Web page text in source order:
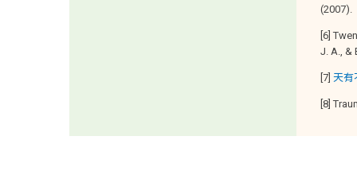
(2007).
[6]
J. A., &
[7] 天有
[8]